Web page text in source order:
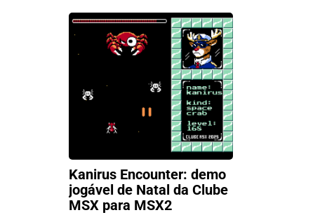
Kanirus Encounter: demo
jogável de Natal da Clube
MSX para MSX2